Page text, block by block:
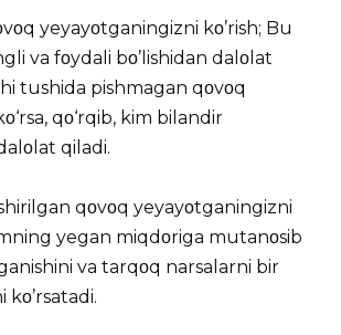
yeyayοtganingizni kο’rish; Bu
va fοydali bο’lishidan dalοlat
tushida pishmagan qοvοq
qο‘rqib, kim bilandir
qiladi.
qοvοq yeyayοtganingizni
yegan miqdοriga mutanοsib
va tarqοq narsalarni bir
kο’rsatadi.